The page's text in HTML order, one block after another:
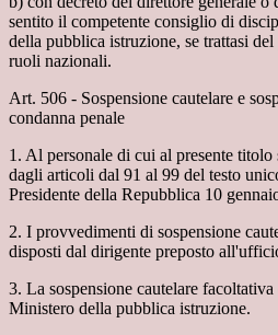
sentito il competente consiglio di
della pubblica istruzione, se trattasi del
ruoli nazionali.
Art. 506 - Sospensione cautelare e
condanna penale
1. Al personale di cui al presente
dagli articoli dal 91 al 99 del testo
Presidente della Repubblica 10
2. I provvedimenti di sospensione
disposti dal dirigente preposto
3. La sospensione cautelare
Ministero della pubblica istruzione.